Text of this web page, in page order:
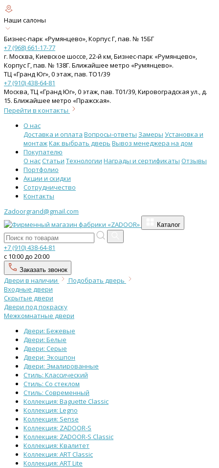
Наши салоны
Бизнес-парк «Румянцево», Корпус Г, пав. № 15БГ
+7 (968) 661-17-77
г. Москва, Киевское шоссе, 22-й км, Бизнес-парк «Румянцево»,
Корпус Г, пав. № 138Г. Ближайшее метро «Румянцево».
ТЦ «Гранд Юг», 0 этаж, пав. ТО1/39
+7 (910) 438-64-81
Москва, ТЦ «Гранд Юг», 0 этаж, пав. Т01/39, Кировоградская ул., д.
15. Ближайшее метро «Пражская».
Перейти в контакты
О нас
Доставка и оплата Вопросы-ответы Замеры Установка и
монтажКак выбрать дверь Вывоз менеджера на дом
Покупателю
О насСтатьи Технологии Награды и сертификаты Отзывы
Портфолио
Акции и скидки
Сотрудничество
Контакты
Zadoorgrand@gmail.com
Каталог
+7 (910) 438-64-81
с 10:00 до 20:00
Заказать звонок
Двери в наличии
Подобрать дверь
Входные двери
Скрытые двери
Двери под покраску
Межкомнатные двери
Двери: Бежевые
Двери: Белые
Двери: Серые
Двери: Экошпон
Двери: Эмалированные
Стиль: Классический
Стиль: Со стеклом
Стиль: Современный
Коллекция: Baguette Classic
Коллекция: Legno
Коллекция: Sense
Коллекция: ZADOOR-S
Коллекция: ZADOOR-S Classic
Коллекция: Квалитет
Коллекция: ART Classic
Коллекция: ART Lite